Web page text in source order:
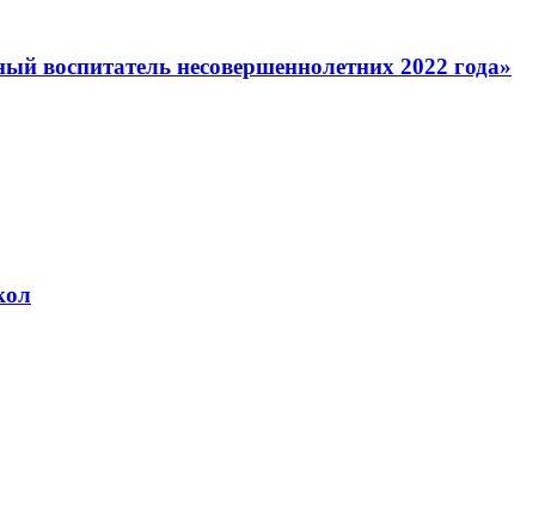
воспитатель несовершеннолетних 2022 года»